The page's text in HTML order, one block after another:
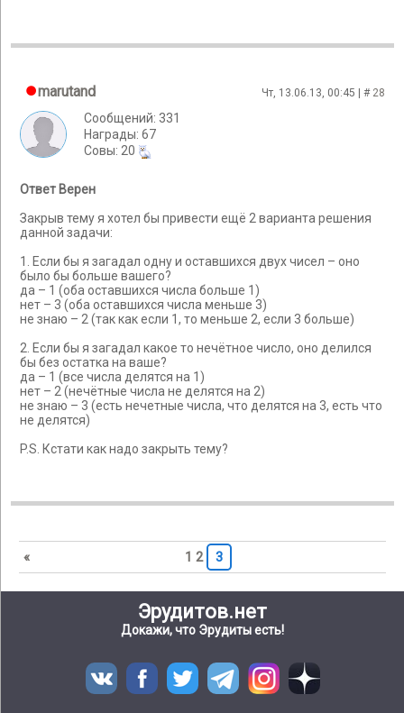
marutand Чт, 13.06.13, 00:45 | # 28
Сообщений: 331
Награды: 67
Cовы: 20
Ответ Верен
Закрыв тему я хотел бы привести ещё 2 варианта решения
данной задачи:
1. Если бы я загадал одну и оставшихся двух чисел – оно
было бы больше вашего?
да – 1 (оба оставшихся числа больше 1)
нет – 3 (оба оставшихся числа меньше 3)
не знаю – 2 (так как если 1, то меньше 2, если 3 больше)
2. Если бы я загадал какое то нечётное число, оно делился
бы без остатка на ваше?
да – 1 (все числа делятся на 1)
нет – 2 (нечётные числа не делятся на 2)
не знаю – 3 (есть нечетные числа, что делятся на 3, есть что
не делятся)
P.S. Кстати как надо закрыть тему?
« 1 2 3
Эрудитов.нет
Докажи, что Эрудиты есть!